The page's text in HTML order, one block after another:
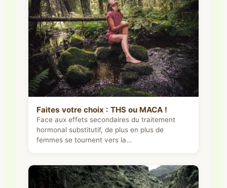
Faites votre choix : THS ou MACA !
Face aux effets secondaires du traitement
hormonal substitutif, de plus en plus de
femmes se tournent vers la…